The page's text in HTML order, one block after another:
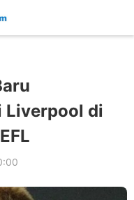
Liverpool di